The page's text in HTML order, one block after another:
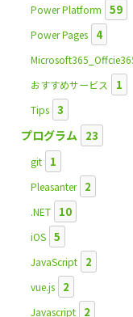
Power Platform 59
Power Pages 4
おすすめサービス 1
Tips 3
プログラム 23
git 1
Pleasanter 2
.NET 10
iOS 5
JavaScript 2
vue.js 2
Javascript 2